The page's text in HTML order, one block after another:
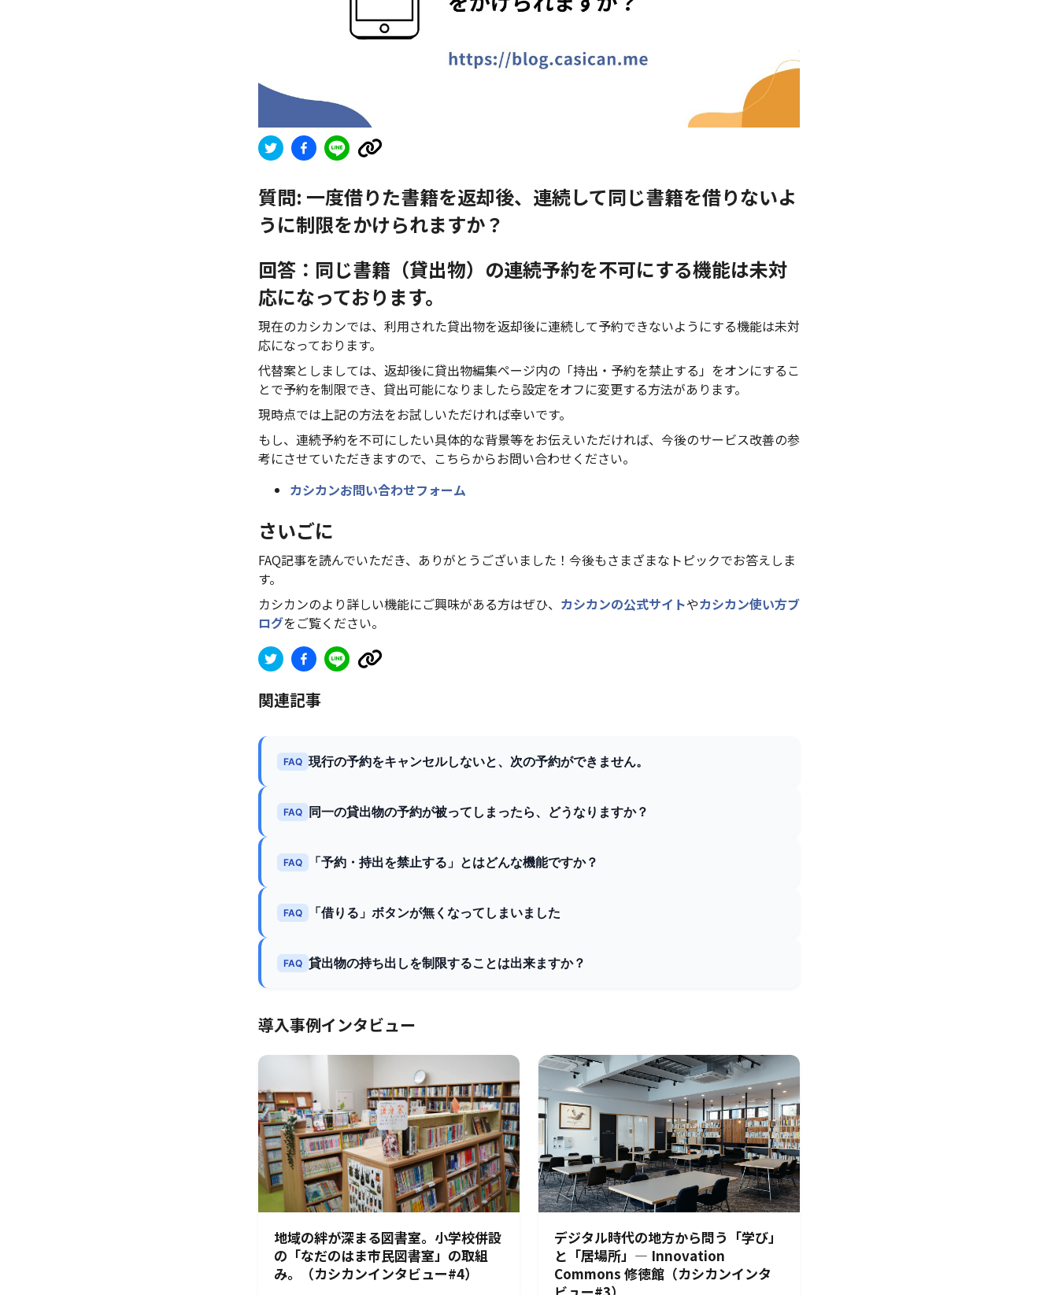
質問: 一度借りた書籍を返却後、連続して同じ書籍を借りないよ
うに制限をかけられますか？
回答：同じ書籍（貸出物）の連続予約を不可にする機能は未対
応になっております。
現在のカシカンでは、利用された貸出物を返却後に連続して予約できないようにする機能は未対
応になっております。
代替案としましては、返却後に貸出物編集ページ内の「持出・予約を禁止する」をオンにするこ
とで予約を制限でき、貸出可能になりましたら設定をオフに変更する方法があります。
現時点では上記の方法をお試しいただければ幸いです。
もし、連続予約を不可にしたい具体的な背景等をお伝えいただければ、今後のサービス改善の参
考にさせていただきますので、こちらからお問い合わせください。
カシカンお問い合わせフォーム
さいごに
FAQ記事を読んでいただき、ありがとうございました！今後もさまざまなトピックでお答えしま
す。
カシカンのより詳しい機能にご興味がある方はぜひ、 カシカンの公式サイトやカシカン使い方ブ
ログをご覧ください。
関連記事
FAQ 現行の予約をキャンセルしないと、次の予約ができません。
FAQ 同一の貸出物の予約が被ってしまったら、どうなりますか？
FAQ 「予約・持出を禁止する」とはどんな機能ですか？
FAQ 「借りる」ボタンが無くなってしまいました
FAQ 貸出物の持ち出しを制限することは出来ますか？
導入事例インタビュー
地域の絆が深まる図書室。小学校併設
の「なだのはま市民図書室」の取組
み。（カシカンインタビュー#4）
デジタル時代の地方から問う「学び」
と「居場所」― Innovation
Commons 修徳館（カシカンインタ